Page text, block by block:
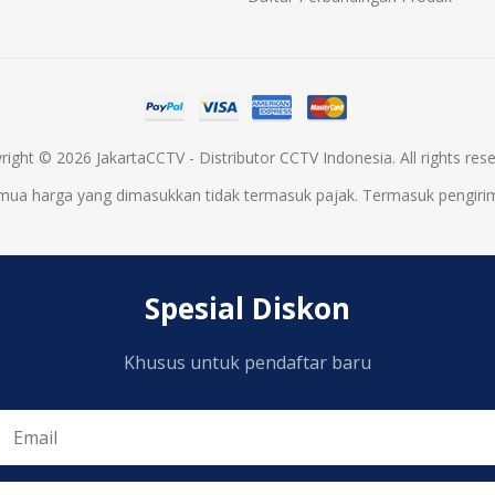
© 2026 JakartaCCTV - Distributor CCTV Indonesia. All rights
harga yang dimasukkan tidak termasuk pajak. Termasuk
Spesial Diskon
Khusus untuk pendaftar baru